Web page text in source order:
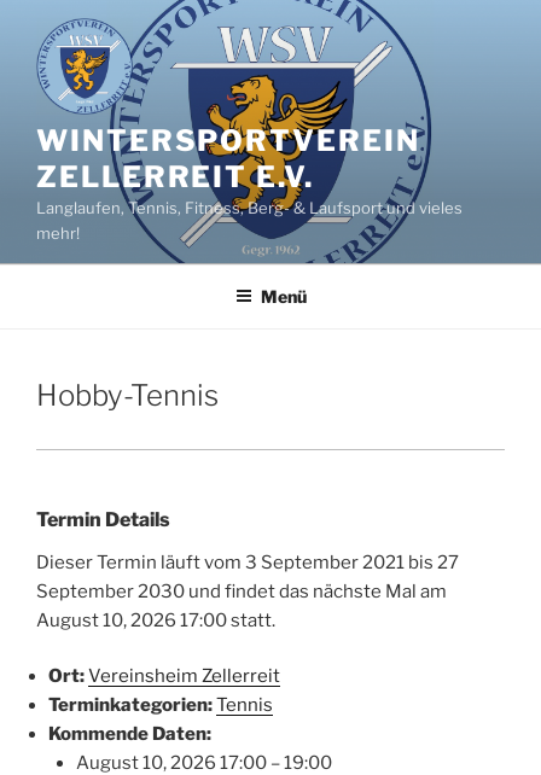
Inhalt
springen
WINTERSPORTVEREIN
ZELLERREIT E.V.
Langlaufen, Tennis, Fitness, Berg- & Laufsport und vieles
mehr!
Menü
Hobby-Tennis
Termin Details
Dieser Termin läuft vom 3 September 2021 bis 27
September 2030 und findet das nächste Mal am
August 10, 2026 17:00 statt.
Ort:Vereinsheim Zellerreit
Terminkategorien:Tennis
Kommende Daten:
August 10, 2026 17:00–19:00